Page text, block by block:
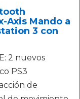
Axis Mando a
3 con
2 nuevos
PS3
de